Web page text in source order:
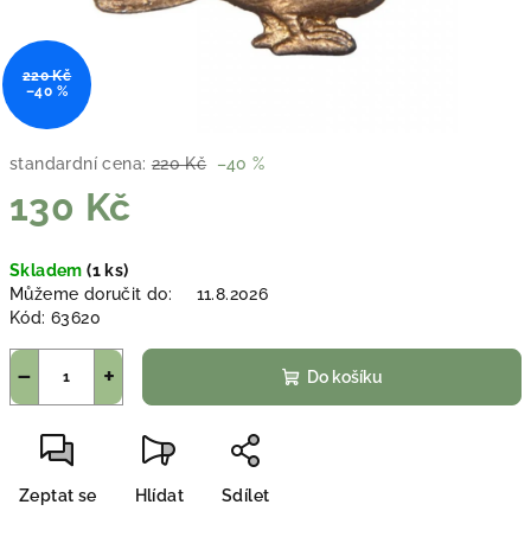
standardní cena: 220 Kč –40 %
130 Kč
cena:
Skladem(1 ks)
Můžeme doručit do:
11.8.2026
Kód: 63620
+
− Do košíku
Zeptat se Hlídat Sdílet
220 Kč
–40 %